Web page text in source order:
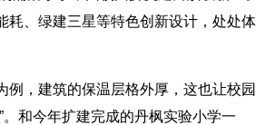
耗、绿建三星等特色创新设计，处处体
例，建筑的保温层格外厚，这也让校园
。和今年扩建完成的丹枫实验小学一